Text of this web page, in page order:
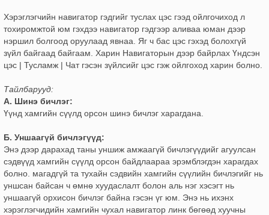
Хэрэглэгчийн навигатор гэдгийг туслах цэс гээд ойлгочиход л
тохиромжтой юм гэхдээ навигатор гэдгээр аливаа юман дээр
нэршил болгоод оруулаад явнаа. Яг ч бас цэс гэхэд болохгүй
зүйл байгаад байгаам. Харин Навигаторын дээр байрлах Үндсэн
цэс | Тусламж | Чат гэсэн зүйлсийг цэс гэж ойлгоход харин болно.
Тайлбарууд:
А. Шинэ бичлэг:
Үүнд хамгийн сүүлд орсон шинэ бичлэг харагдана.
Б. Уншаагүй бичлэгүүд:
Энэ дээр дарахад таны уншиж амжаагүй бичлэгүүдийг агуулсан
сэдвүүд хамгийн сүүлд орсон байдлаараа эрэмблэгдэн харагдах
болно. магадгүй та тухайн сэдвийн хамгийн сүүлийн бичлэгийг нь
уншсан байсан ч өмнө хуудаслалт болон аль нэг хэсэгт нь
уншаагүй орхисон бичлэг байна гэсэн үг юм. Энэ нь ихэнх
хэрэглэгчидийн хамгийн чухал навигатор линк бөгөөд хуучны